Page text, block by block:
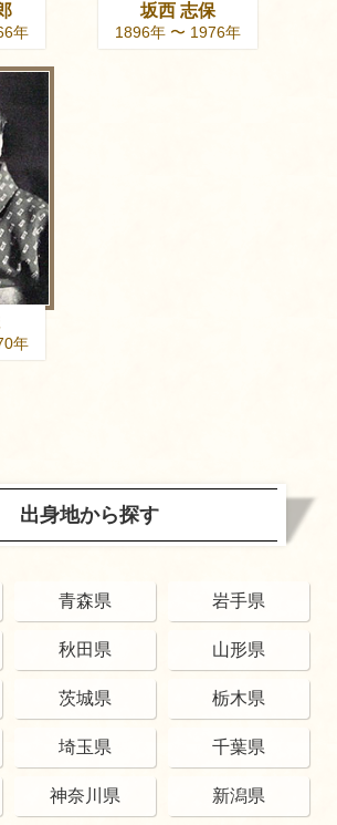
年
坂西 志保
1896年 〜 1976年
年
出身地から探す
青森県 岩手県
秋田県 山形県
茨城県 栃木県
埼玉県 千葉県
神奈川県 新潟県